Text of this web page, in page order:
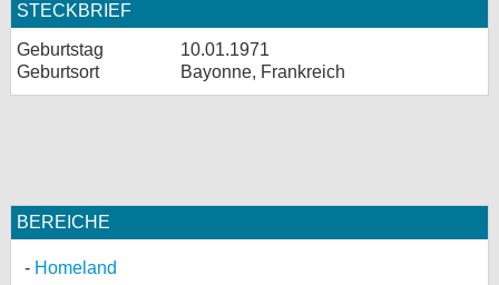
STECKBRIEF
Geburtstag
10.01.1971
Geburtsort
Bayonne, Frankreich
BEREICHE
Homeland